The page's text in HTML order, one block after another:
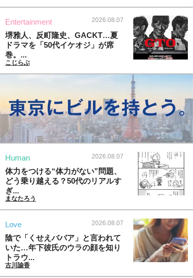
Entertainment 2026.08.07
堺雅人、反町隆史、GACKT…夏
ドラマを「50代イケオジ」が席
巻。...
こじらぶ
Human 2026.08.07
体力をつける“体力がない”問題、
どう乗り越える？50代のリアルす
ぎ...
まなたろう
Love 2026.08.07
陰で「くせえババア」と言われて
いた…年下彼氏のウラの顔を知り
トラウ...
古川諭香